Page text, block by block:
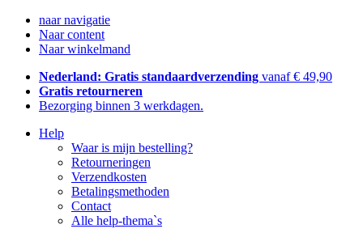
naar navigatie
Naar content
Naar winkelmand
Nederland: Gratis standaardverzending vanaf € 49,90
Gratis retourneren
Bezorging binnen 3 werkdagen.
Help
Waar is mijn bestelling?
Retourneringen
Verzendkosten
Betalingsmethoden
Contact
Alle help-thema`s